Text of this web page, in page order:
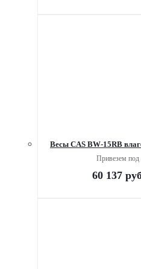
Весы CAS BW-15RB
Привезем под
60 137